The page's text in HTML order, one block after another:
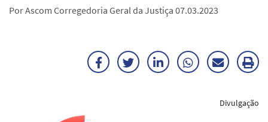
Por Ascom Corregedoria Geral da Justiça 07.03.2023
FacebookTwitterLinkedInWhatsApp
Enviar
E-
Divulgação